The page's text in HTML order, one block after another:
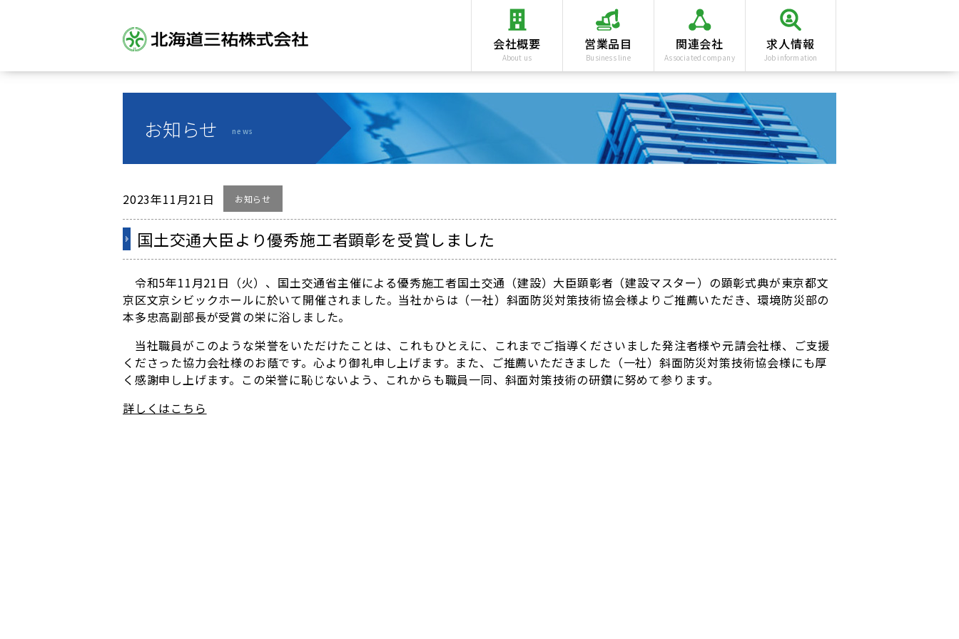
会社概要
About us
営業品目
Business line
のり面緑化
補修・補強
関連会社
Associated company
求人情報
Job information
お知らせ news
2023年11月21日 お知らせ
国土交通大臣より優秀施工者顕彰を受賞しました
令和5年11月21日（火）、国土交通省主催による優秀施工者国土交通（建設）大臣顕彰者（建設マスター）の顕彰式典が東京都文
京区文京シビックホールに於いて開催されました。当社からは（一社）斜面防災対策技術協会様よりご推薦いただき、環境防災部の
本多忠高副部長が受賞の栄に浴しました。
当社職員がこのような栄誉をいただけたことは、これもひとえに、これまでご指導くださいました発注者様や元請会社様、ご支援
くださった協力会社様のお蔭です。心より御礼申し上げます。また、ご推薦いただきました（一社）斜面防災対策技術協会様にも厚
く感謝申し上げます。この栄誉に恥じないよう、これからも職員一同、斜面対策技術の研鑽に努めて参ります。
詳しくはこちら